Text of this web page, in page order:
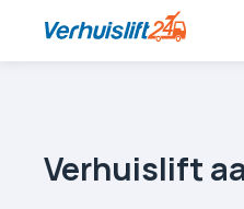
naar
content
naar
footer
Verhuislift